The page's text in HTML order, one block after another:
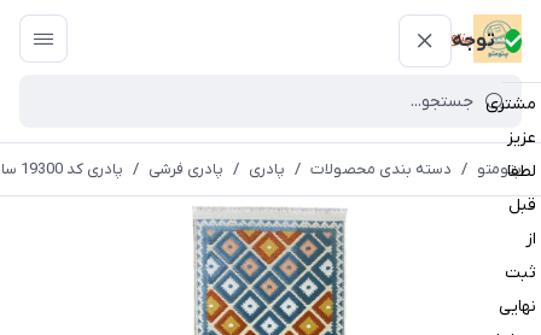
توجه
مشتری
عزیز
لطفا
قبل
از
ثبت
نهایی
پتومتو
پتومتو / دسته بندی محصولات / پادری / پادری فرشی / پادری کد 19300 سایز 48x85 سانتی متر